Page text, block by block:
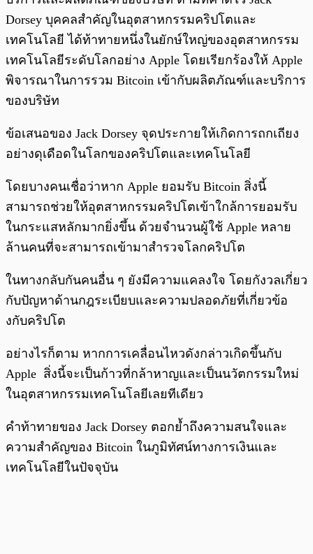
Dorsey บุคคลสำคัญในอุตสาหกรรมคริปโตและ
เทคโนโลยี ได้ท้าทายหนึ่งในยักษ์ใหญ่ของอุตสาหกรรม
เทคโนโลยีระดับโลกอย่าง Apple โดยเรียกร้องให้ Apple
พิจารณาในการรวม Bitcoin เข้ากับผลิตภัณฑ์และบริการ
ของบริษัท
ข้อเสนอของ Jack Dorsey จุดประกายให้เกิดการถกเถียง
อย่างดุเดือดในโลกของคริปโตและเทคโนโลยี
โดยบางคนเชื่อว่าหาก Apple ยอมรับ Bitcoin สิ่งนี้
สามารถช่วยให้อุตสาหกรรมคริปโตเข้าใกล้การยอมรับ
ในกระแสหลักมากยิ่งขึ้น ด้วยจำนวนผู้ใช้ Apple หลาย
ล้านคนที่จะสามารถเข้ามาสำรวจโลกคริปโต
ในทางกลับกันคนอื่น ๆ ยังมีความแคลงใจ โดยกังวลเกี่ยว
กับปัญหาด้านกฎระเบียบและความปลอดภัยที่เกี่ยวข้อ
งกับคริปโต
อย่างไรก็ตาม หากการเคลื่อนไหวดังกล่าวเกิดขึ้นกับ
Apple สิ่งนี้จะเป็นก้าวที่กล้าหาญและเป็นนวัตกรรมใหม่
ในอุตสาหกรรมเทคโนโลยีเลยทีเดียว
คำท้าทายของ Jack Dorsey ตอกย้ำถึงความสนใจและ
ความสำคัญของ Bitcoin ในภูมิทัศน์ทางการเงินและ
เทคโนโลยีในปัจจุบัน